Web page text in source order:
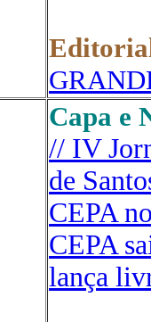
Capa e
// IV
de
CEPA
CEPA
lança